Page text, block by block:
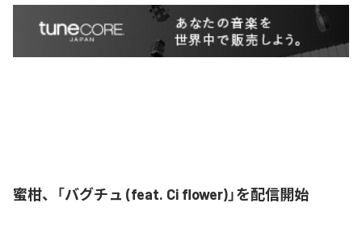
蜜柑、「バグチュ (feat. Ci flower)」を配信開始